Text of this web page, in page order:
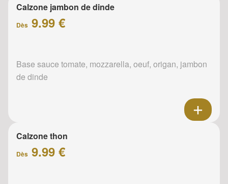
Calzone jambon de dinde
Dès 9.99 €
Base sauce tomate, mozzarella, oeuf, origan, jambon
de dinde
Calzone thon
Dès 9.99 €